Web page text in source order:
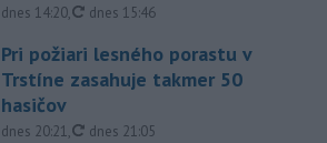
dnes 14:20, aktualizované
dnes 15:46
Pri požiari lesného porastu v
Trstíne zasahuje takmer 50
hasičov
dnes 20:21, aktualizované
dnes 21:05